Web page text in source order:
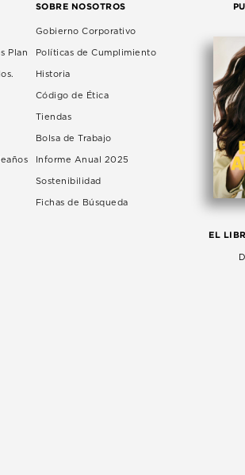
Plan
SOBRE NOSOTROS
Gobierno Corporativo
Políticas de Cumplimiento
Historia
Código de Ética
Tiendas
Bolsa de Trabajo
Informe Anual 2025
Sostenibilidad
Fichas de Búsqueda
EL